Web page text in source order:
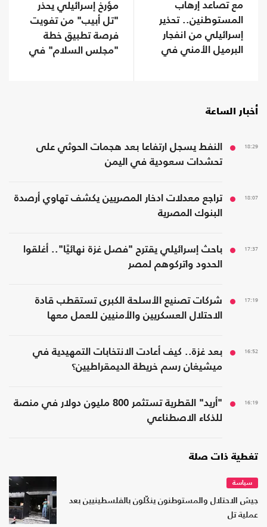
مع تصاعد إرهاب
المستوطنين.. تحذير
إسرائيلي من انفجار
البرميل الأمني في
مؤرخ إسرائيلي يحذر
"تل أبيب" من تفويت
فرصة تطبيق خطة
"مجلس السلام" في
أخبار الساعة
18:29
النفط يسجل ارتفاعا بعد هجمات الحوثي على
تحشدات سعودية في اليمن
18:07
تراجع معدلات ادخار المصريين يكشف تهاوي أرصدة
البنوك المصرية
17:37
باحث إسرائيلي يقترح "فصل غزة نهائيًا".. أغلقوا
الحدود واتركوهم لمصر
17:19
شركات تصنيع الأسلحة الكبرى تستقطب قادة
الاحتلال العسكريين والأمنيين للعمل معها
16:52
بعد غزة.. كيف أعادت الانتخابات التمهيدية في
ميشيغان رسم خريطة الديمقراطيين؟
16:19
"أريد" القطرية تستثمر 800 مليون دولار في منصة
للذكاء الاصطناعي
تغطية ذات صلة
سياسة
جيش الاحتلال والمستوطنون ينكّلون بالفلسطينيين بعد
عملية تل